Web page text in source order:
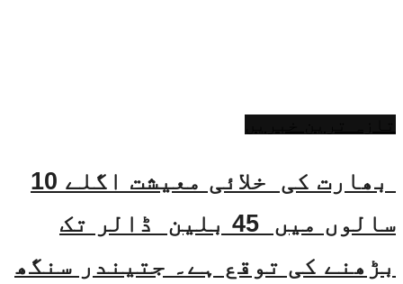
بھارت کی خلائی معیشت اگلے 10
سالوں میں 45 بلین ڈالر تک
بڑھنے کی توقع ہے۔ جتیندر سنگھ